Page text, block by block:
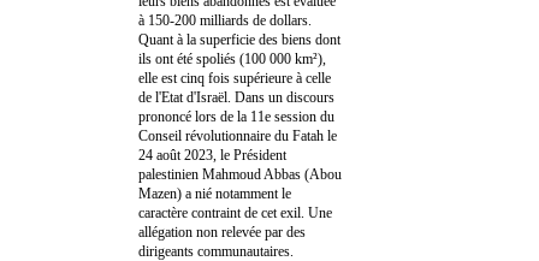
à 150-200 milliards de dollars.
Quant à la superficie des biens dont
ils ont été spoliés (100 000 km²),
elle est cinq fois supérieure à celle
de l'Etat d'Israël. Dans un discours
prononcé lors de la 11e session du
Conseil révolutionnaire du Fatah le
24 août 2023, le Président
palestinien Mahmoud Abbas (Abou
Mazen) a nié notamment le
caractère contraint de cet exil. Une
allégation non relevée par des
dirigeants communautaires.